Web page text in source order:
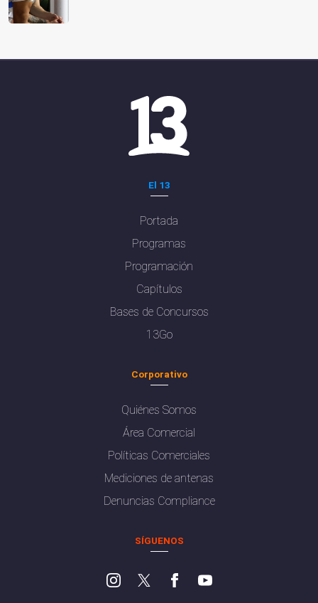
El 13
Portada
Programas
Programación
Capítulos
Bases de Concursos
13Go
Corporativo
Quiénes Somos
Área Comercial
Políticas Comerciales
Mediciones de antenas
Denuncias Compliance
SÍGUENOS